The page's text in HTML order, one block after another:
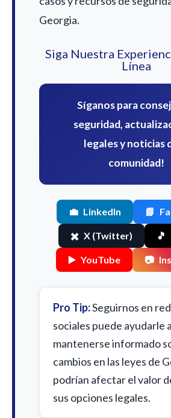
Georgia.
Siga Nuestra
Línea
Síganos para
seguridad,
legales y noticias
comunidad!
💼 LinkedIn 📘
✖️ X (Twitter) 🎵
▶️ YouTube 📷
Pro Tip:Seguirnos en
sociales puede ayudarle a
mantenerse informado
cambios en las leyes de
podrían afectar el valor
sus opciones legales.